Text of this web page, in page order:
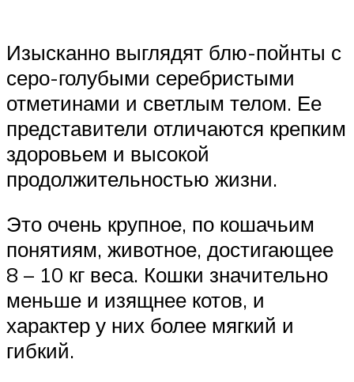
Изысканно выглядят блю-пойнты с
серо-голубыми серебристыми
отметинами и светлым телом. Ее
представители отличаются крепким
здоровьем и высокой
продолжительностью жизни.
Это очень крупное, по кошачьим
понятиям, животное, достигающее
8 – 10 кг веса. Кошки значительно
меньше и изящнее котов, и
характер у них более мягкий и
гибкий.